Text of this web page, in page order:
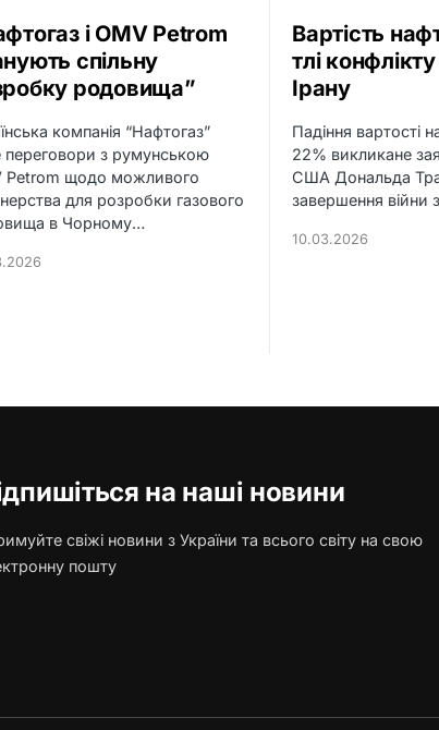
і OMV Petrom
спільну
родовища”
компанія “Нафтогаз”
переговори з румунською
Petrom щодо можливого
для розробки газового
в Чорному…
Вартість
тлі
Ірану
Падіння вартості
22% викликане
США Дональда
завершення війни
10.03.2026
на наші новини
свіжі новини з України та всього світу на свою
пошту